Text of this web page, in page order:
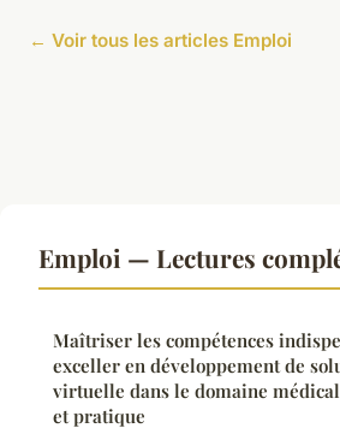
← Voir tous les articles Emploi
Emploi — Lectures
Maîtriser les compétences
exceller en développement de
virtuelle dans le domaine
et pratique